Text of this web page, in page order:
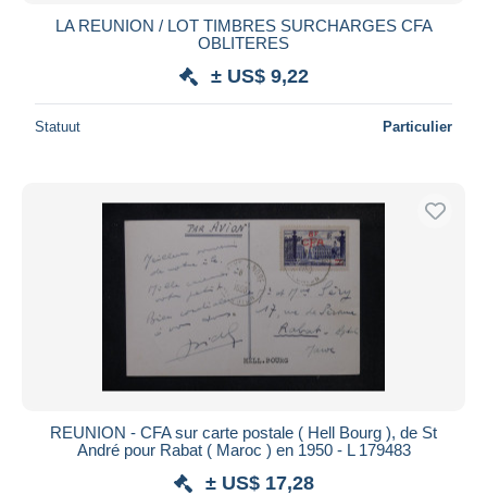
LA REUNION / LOT TIMBRES SURCHARGES CFA
OBLITERES
± US$ 9,22
Statuut Particulier
REUNION - CFA sur carte postale ( Hell Bourg ), de St
André pour Rabat ( Maroc ) en 1950 - L 179483
± US$ 17,28